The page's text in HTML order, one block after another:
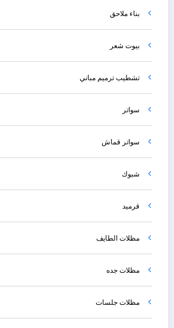
بناء ملاحق
بيوت شعر
تشطيب ترميم مباني
سواتر
سواتر قماش
شبوك
قرميد
مظلات الطايف
مظلات جده
مظلات جلسات